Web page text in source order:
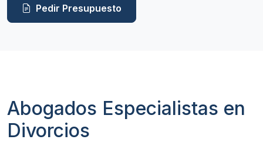
Pedir Presupuesto
Abogados Especialistas en
Divorcios